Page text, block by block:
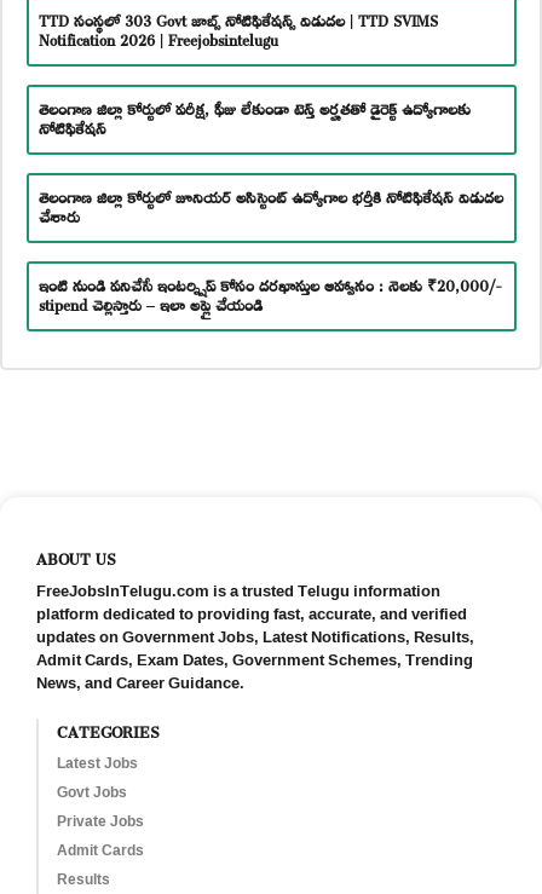
TTD సంస్థలో 303 Govt జాబ్స్ నోటిఫికేషన్స్ విడుదల | TTD SVIMS
Notification 2026 | Freejobsintelugu
తెలంగాణ జిల్లా కోర్టులో పరీక్ష, ఫీజు లేకుండా టెన్త్ అర్హతతో డైరెక్ట్ ఉద్యోగాలకు
నోటిఫికేషన్
తెలంగాణ జిల్లా కోర్టులో జూనియర్ అసిస్టెంట్ ఉద్యోగాల భర్తీకి నోటిఫికేషన్ విడుదల
చేశారు
ఇంటి నుండి పనిచేసే ఇంటర్న్షిప్ కోసం దరఖాస్తుల ఆహ్వానం : నెలకు ₹20,000/-
stipend చెల్లిస్తారు – ఇలా అప్లై చేయండి
ABOUT US
FreeJobsInTelugu.com is a trusted Telugu information
platform dedicated to providing fast, accurate, and verified
updates on Government Jobs, Latest Notifications, Results,
Admit Cards, Exam Dates, Government Schemes, Trending
News, and Career Guidance.
CATEGORIES
Latest Jobs
Govt Jobs
Private Jobs
Admit Cards
Results